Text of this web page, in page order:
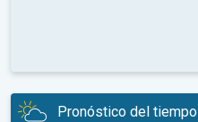
Pronóstico del tiempo